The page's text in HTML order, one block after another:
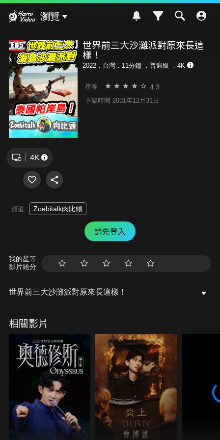
瀏覽
世界前三大沙灘派對原來長這
樣！
2022．台灣．11分鐘 ． 普遍級 ．4K
星等 4.3
下架時間 2031年12月31日
頻道 Zoebitalk肉比頭
請先登入
我的星等
影片給分
世界前三大沙灘派對原來長這樣！
相關影片